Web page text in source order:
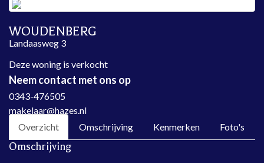
Landaasweg 3
WOUDENBERG
Deze woning is verkocht
Neem contact met ons op
0343-476505
makelaar@hazes.nl
Overzicht
Omschrijving Kenmerken Foto's
Omschrijving